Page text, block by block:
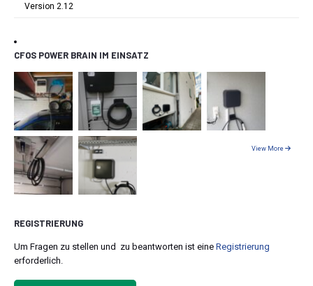
Version 2.12
CFOS POWER BRAIN IM EINSATZ
View More
REGISTRIERUNG
Um Fragen zu stellen und zu beantworten ist eine Registrierung
erforderlich.